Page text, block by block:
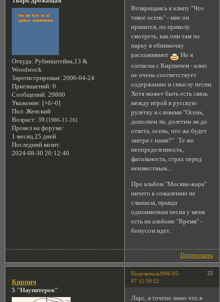
Откуда: Рубинштейна,13 &
Woodstock
Зарегистрирован: 2006-04-24
Приглашений: 0
Сообщений: 29800
Уважение: [+6/-0]
Пол: Женский
Возраст: 39 [1986-11-26]
Провел на форуме:
1 месяц 25 дней
Последний визит:
2024-08-30 20:12:40
Возвращаясь к клипу "Что
такое осень" - мне он
нравится, по приколу
смотреть, как они там по
парку в обнимочку
расхаживают
Но я
согласна с Кирпичем - клип
не очень соответствует
содержанию и смыслу песни.
Хотя может быть есть связь
между игрой в русскую
рулетку и словами "Осень,
доползем ли, долетим ли до
ответа, осень, что же будет
завтра с нами?" Те же
неопределенность,
фатальность, страх перед
неизвестным...
Про альбом "Москва-жара"
ничего к сожалению не
слышала, правда
одноименная песня у меня
есть на альбоме "Время" -
бонусом идет.
Цитировать
Поделиться 25
2006-05-
07 11:10:52
Кирпич
5 "Наупитеров"
Ларс, я точгно знаю что в